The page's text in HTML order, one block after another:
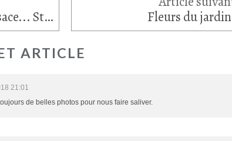
Quelques jours en Alsace... Strasbourg (4) Petite France Fleurs du
ARTICLE
21:01
de belles photos pour nous faire saliver.